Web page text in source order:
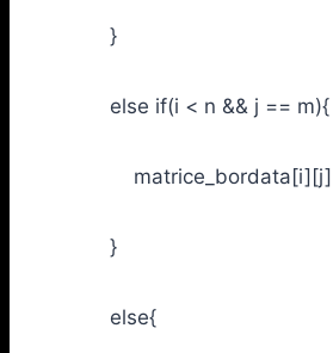
}
else if(i < n && j == m){
matrice_bordata[i][j] =
}
else{